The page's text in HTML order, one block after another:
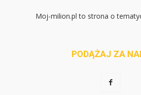
Moj-milion.pl to strona o
PODĄŻAJ ZA